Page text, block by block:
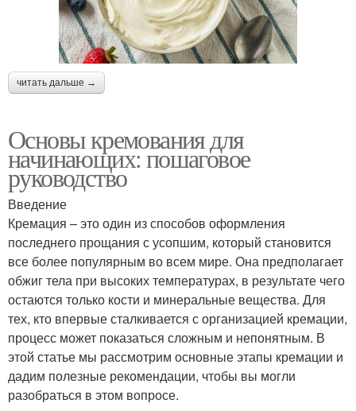
читать дальше →
Основы кремования для
начинающих: пошаговое
руководство
Введение
Кремация – это один из способов оформления
последнего прощания с усопшим, который становится
все более популярным во всем мире. Она предполагает
обжиг тела при высоких температурах, в результате чего
остаются только кости и минеральные вещества. Для
тех, кто впервые сталкивается с организацией кремации,
процесс может показаться сложным и непонятным. В
этой статье мы рассмотрим основные этапы кремации и
дадим полезные рекомендации, чтобы вы могли
разобраться в этом вопросе.